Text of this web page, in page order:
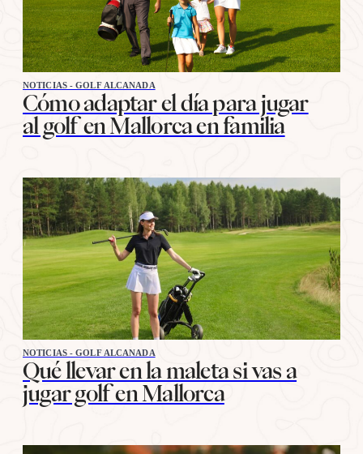
NOTICIAS - GOLF ALCANADA
Cómo adaptar el día para jugar
al golf en Mallorca en familia
NOTICIAS - GOLF ALCANADA
Qué llevar en la maleta si vas a
jugar golf en Mallorca